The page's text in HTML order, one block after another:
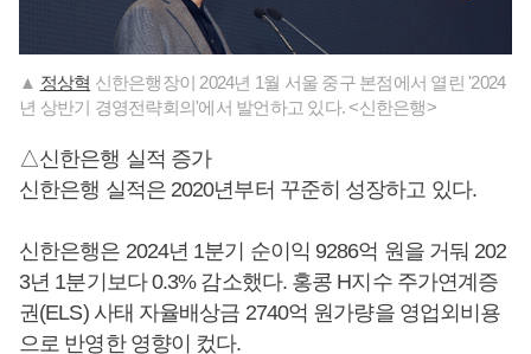
▲ 정상혁 신한은행장이 2024년 1월 서울 중구 본점에서 열린 '2024
년 상반기 경영전략회의'에서 발언하고 있다. <신한은행>
△신한은행 실적 증가
신한은행 실적은 2020년부터 꾸준히 성장하고 있다.
신한은행은 2024년 1분기 순이익 9286억 원을 거둬 202
3년 1분기보다 0.3% 감소했다. 홍콩 H지수 주가연계증
권(ELS) 사태 자율배상금 2740억 원가량을 영업외비용
으로 반영한 영향이 컸다.